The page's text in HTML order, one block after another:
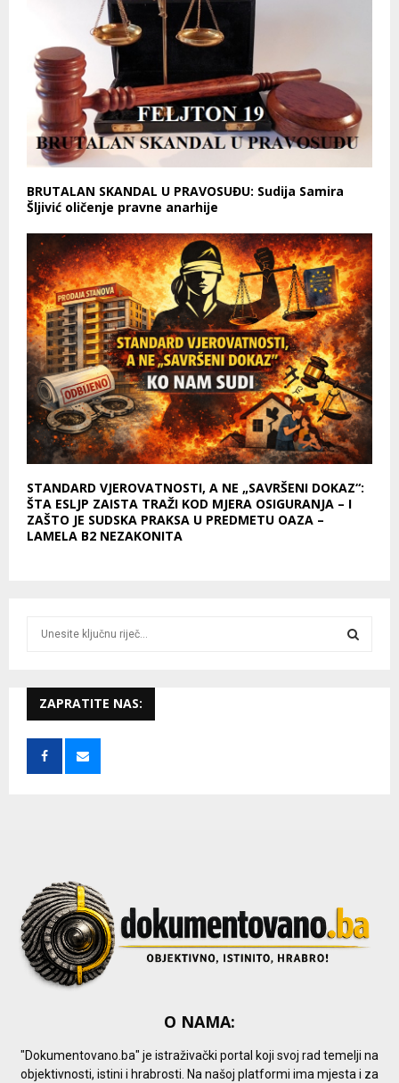
BRUTALAN SKANDAL U PRAVOSUĐU: Sudija Samira
Šljivić oličenje pravne anarhije
STANDARD VJEROVATNOSTI, A NE „SAVRŠENI DOKAZ“:
ŠTA ESLJP ZAISTA TRAŽI KOD MJERA OSIGURANJA – I
ZAŠTO JE SUDSKA PRAKSA U PREDMETU OAZA –
LAMELA B2 NEZAKONITA
h
f
r
ZAPRATITE NAS:
O NAMA:
"Dokumentovano.ba" je istraživački portal koji svoj rad temelji na
objektivnosti, istini i hrabrosti. Na našoj platformi ima mjesta i za